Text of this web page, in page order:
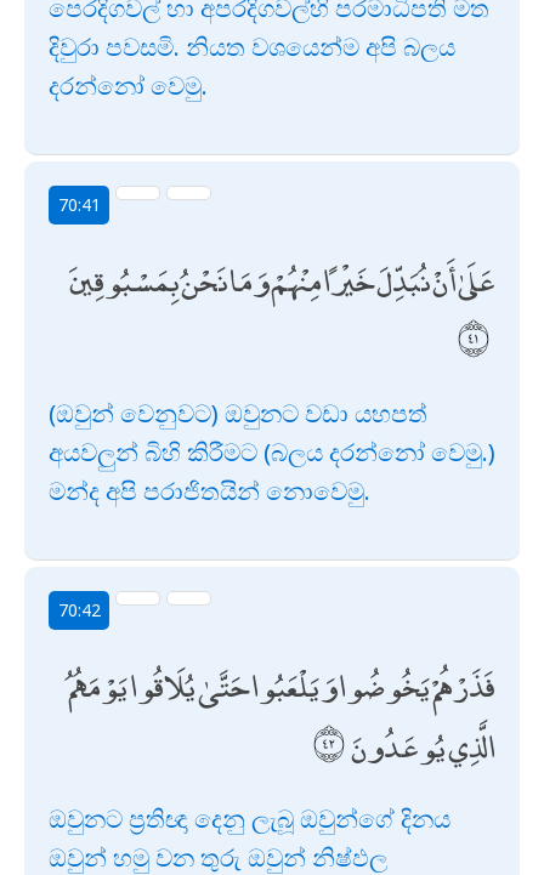
පෙරදිගවල් හා අපරදිගවල්හි පරමාධිපති මත
දිවුරා පවසමි. නියත වශයෙන්ම අපි බලය
දරන්නෝ වෙමු.
70:41
عَلَىٰ أَنْ نُبَدِّلَ خَيْرًا مِنْهُمْ وَمَا نَحْنُ بِمَسْبُوقِينَ
(ඔවුන් වෙනුවට) ඔවුනට වඩා යහපත්
අයවලුන් බිහි කිරීමට (බලය දරන්නෝ වෙමු.)
මන්ද අපි පරාජිතයින් නොවෙමු.
70:42
فَذَرْهُمْ يَخُوضُوا وَيَلْعَبُوا حَتَّىٰ يُلَاقُوا يَوْمَهُمُ
الَّذِي يُوعَدُونَ
ඔවුනට ප්‍රතිඥා දෙනු ලැබූ ඔවුන්ගේ දිනය
ඔවුන් හමු වන තුරු ඔවුන් නිෂ්ඵල